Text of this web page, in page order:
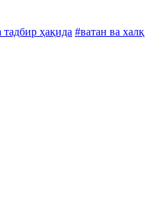
тадбир ҳақида #ватан ва халқ